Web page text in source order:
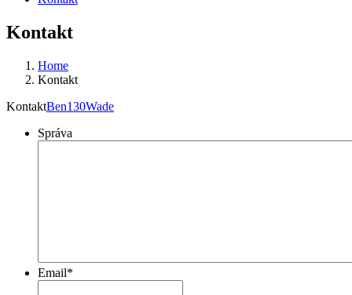
Kontakt
Home
Kontakt
KontaktBen130Wade
Správa
Email*